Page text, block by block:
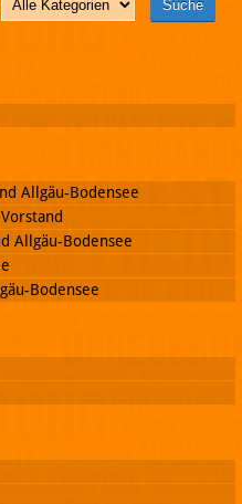
Allgäu-Bodensee
Allgäu-Bodensee
Bodensee